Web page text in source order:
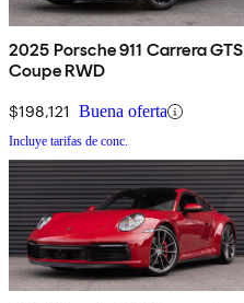
2025 Porsche 911 Carrera GTS
Coupe RWD
$198,121 Buena oferta
Incluye tarifas de conc.